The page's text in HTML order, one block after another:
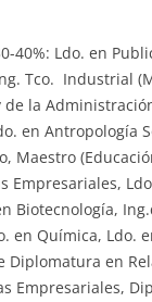
40%: Ldo. en
Tco. Industrial
de la
en Antropología
Maestro
Empresariales,
Biotecnología,
en Química, Ldo.
Diplomatura en
Empresariales,